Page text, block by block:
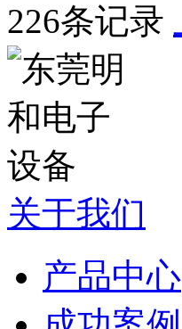
226条记录
关于我们
产品中心